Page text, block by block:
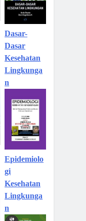
Dasar-
Dasar
Kesehatan
Lingkunga
n
Epidemiolo
gi
Kesehatan
Lingkunga
n